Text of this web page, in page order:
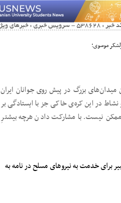
: 538628 - سرویس خبری : خبرهای ویژه
بزرگ در پیش روی جوانان ایران
در این کره‌ی خاکی جز با ایستادگی بر
نیست. با مشارکت دادن هرچه بیشترِ
امیرکبیر برای خدمت به نیروهای مسلح در نامه به